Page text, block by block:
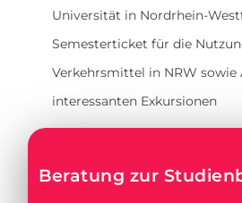
Universität in Nordrhein-
Semesterticket für die
Verkehrsmittel in NRW sowie
interessanten Exkursionen
Beratung zur